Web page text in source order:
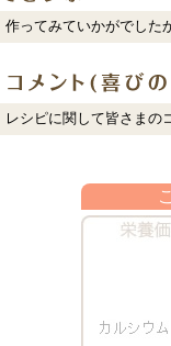
作ってみていかがでした
レシピに関して皆さまの